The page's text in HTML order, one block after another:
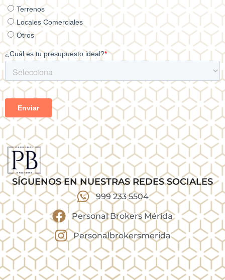
SÍGUENOS EN NUESTRAS REDES SOCIALES
999 233 5504
Personal Brokers Mérida
Personalbrokersmerida